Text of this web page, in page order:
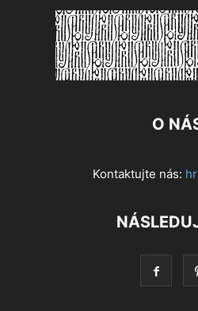
O
Kontaktujte nás: